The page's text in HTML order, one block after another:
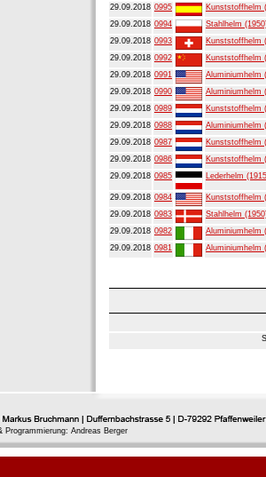
29.09.2018 0995
Kunststoffhelm
29.09.2018 0994
Stahlhelm
29.09.2018 0993
Kunststoffhelm
29.09.2018 0992
Kunststoffhelm
29.09.2018 0991
Aluminiumhelm
29.09.2018 0990
Aluminiumhelm
29.09.2018 0989
Kunststoffhelm
29.09.2018 0988
Aluminiumhelm
29.09.2018 0987
Kunststoffhelm
29.09.2018 0986
Kunststoffhelm
29.09.2018 0985 Lederhelm
29.09.2018 0984
Kunststoffhelm
29.09.2018 0983
Stahlhelm
29.09.2018 0982
Aluminiumhelm
29.09.2018 0981 Aluminiumhelm
Programmierung: Andreas Berger